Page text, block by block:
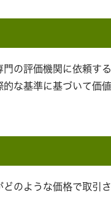
の評価機関に依頼す
な基準に基づいて価値
のような価格で取引